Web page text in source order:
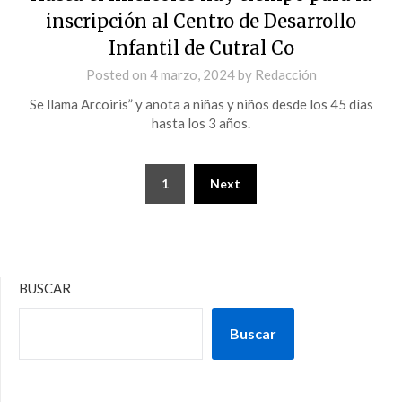
inscripción al Centro de Desarrollo
Infantil de Cutral Co
Posted on 4 marzo, 2024by Redacción
Se llama Arcoiris” y anota a niñas y niños desde los 45 días
hasta los 3 años.
1 Next
BUSCAR
Buscar